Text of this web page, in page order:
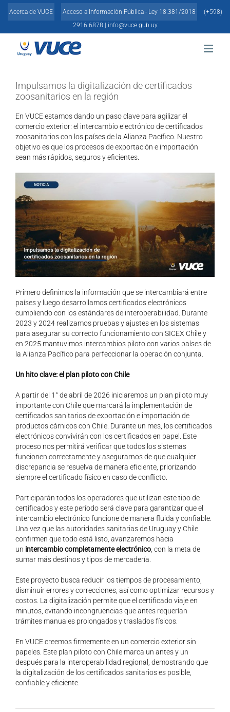
Skip
Acerca de VUCE Acceso a Información Pública - Ley 18.381/2018
(+598)
2916 6878 |
info@vuce.gub.uy
Impulsamos la digitalización de certificados
zoosanitarios en la región
En VUCE estamos dando un paso clave para agilizar el
comercio exterior: el intercambio electrónico de certificados
zoosanitarios con los países de la Alianza Pacífico. Nuestro
objetivo es que los procesos de exportación e importación
sean más rápidos, seguros y eficientes.
Primero definimos la información que se intercambiará entre
países y luego desarrollamos certificados electrónicos
cumpliendo con los estándares de interoperabilidad. Durante
2023 y 2024 realizamos pruebas y ajustes en los sistemas
para asegurar su correcto funcionamiento con SICEX Chile y
en 2025 mantuvimos intercambios piloto con varios países de
la Alianza Pacífico para perfeccionar la operación conjunta.
Un hito clave: el plan piloto con Chile
A partir del 1° de abril de 2026 iniciaremos un plan piloto muy
importante con Chile que marcará la implementación de
certificados sanitarios de exportación e importación de
productos cárnicos con Chile. Durante un mes, los certificados
electrónicos convivirán con los certificados en papel. Este
proceso nos permitirá verificar que todos los sistemas
funcionen correctamente y asegurarnos de que cualquier
discrepancia se resuelva de manera eficiente, priorizando
siempre el certificado físico en caso de conflicto.
Participarán todos los operadores que utilizan este tipo de
certificados y este período será clave para garantizar que el
intercambio electrónico funcione de manera fluida y confiable.
Una vez que las autoridades sanitarias de Uruguay y Chile
confirmen que todo está listo, avanzaremos hacia
un intercambio completamente electrónico, con la meta de
sumar más destinos y tipos de mercadería.
Este proyecto busca reducir los tiempos de procesamiento,
disminuir errores y correcciones, así como optimizar recursos y
costos. La digitalización permite que el certificado viaje en
minutos, evitando incongruencias que antes requerían
trámites manuales prolongados y traslados físicos.
En VUCE creemos firmemente en un comercio exterior sin
papeles. Este plan piloto con Chile marca un antes y un
después para la interoperabilidad regional, demostrando que
la digitalización de los certificados sanitarios es posible,
confiable y eficiente.